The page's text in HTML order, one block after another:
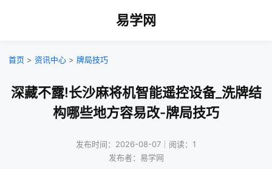
易学网
首页 > 资讯中心 > 牌局技巧
深藏不露!长沙麻将机智能遥控设备_洗牌结
构哪些地方容易改-牌局技巧
发布时间：2026-08-07｜阅读：1
发布者：易学网